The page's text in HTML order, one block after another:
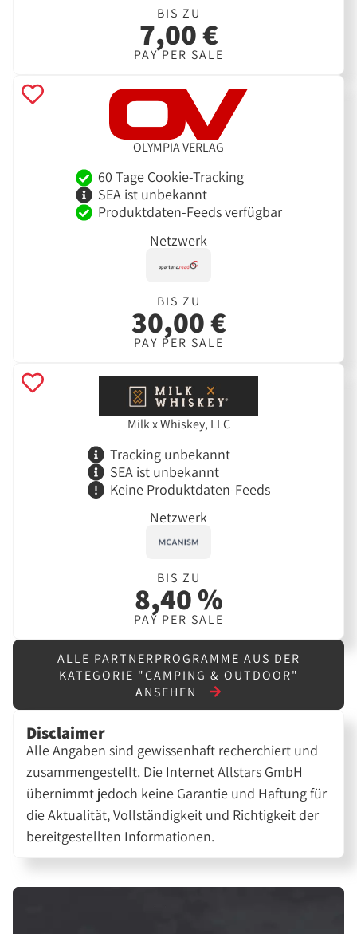
BIS ZU
7,00 €
PAY PER SALE
OLYMPIA VERLAG
60 Tage Cookie-Tracking
SEA ist unbekannt
Produktdaten-Feeds verfügbar
Netzwerk
BIS ZU
30,00 €
PAY PER SALE
Milk x Whiskey, LLC
Tracking unbekannt
SEA ist unbekannt
Keine Produktdaten-Feeds
Netzwerk
BIS ZU
8,40 %
PAY PER SALE
ALLE PARTNERPROGRAMME AUS DER
KATEGORIE "CAMPING & OUTDOOR"
ANSEHEN
Disclaimer
Alle Angaben sind gewissenhaft recherchiert und
zusammengestellt. Die Internet Allstars GmbH
übernimmt jedoch keine Garantie und Haftung für
die Aktualität, Vollständigkeit und Richtigkeit der
bereitgestellten Informationen.